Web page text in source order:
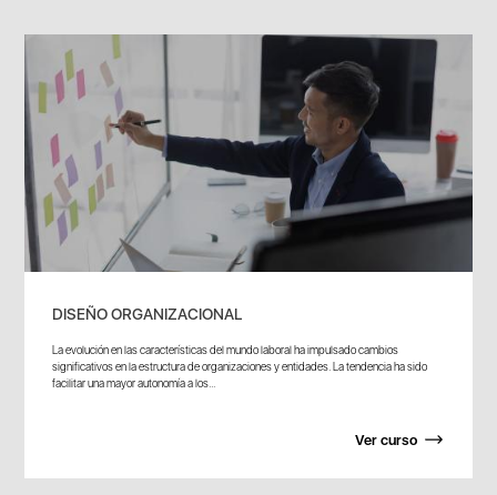
DISEÑO ORGANIZACIONAL
La evolución en las características del mundo laboral ha impulsado cambios
significativos en la estructura de organizaciones y entidades. La tendencia ha sido
facilitar una mayor autonomía a los...
Ver curso